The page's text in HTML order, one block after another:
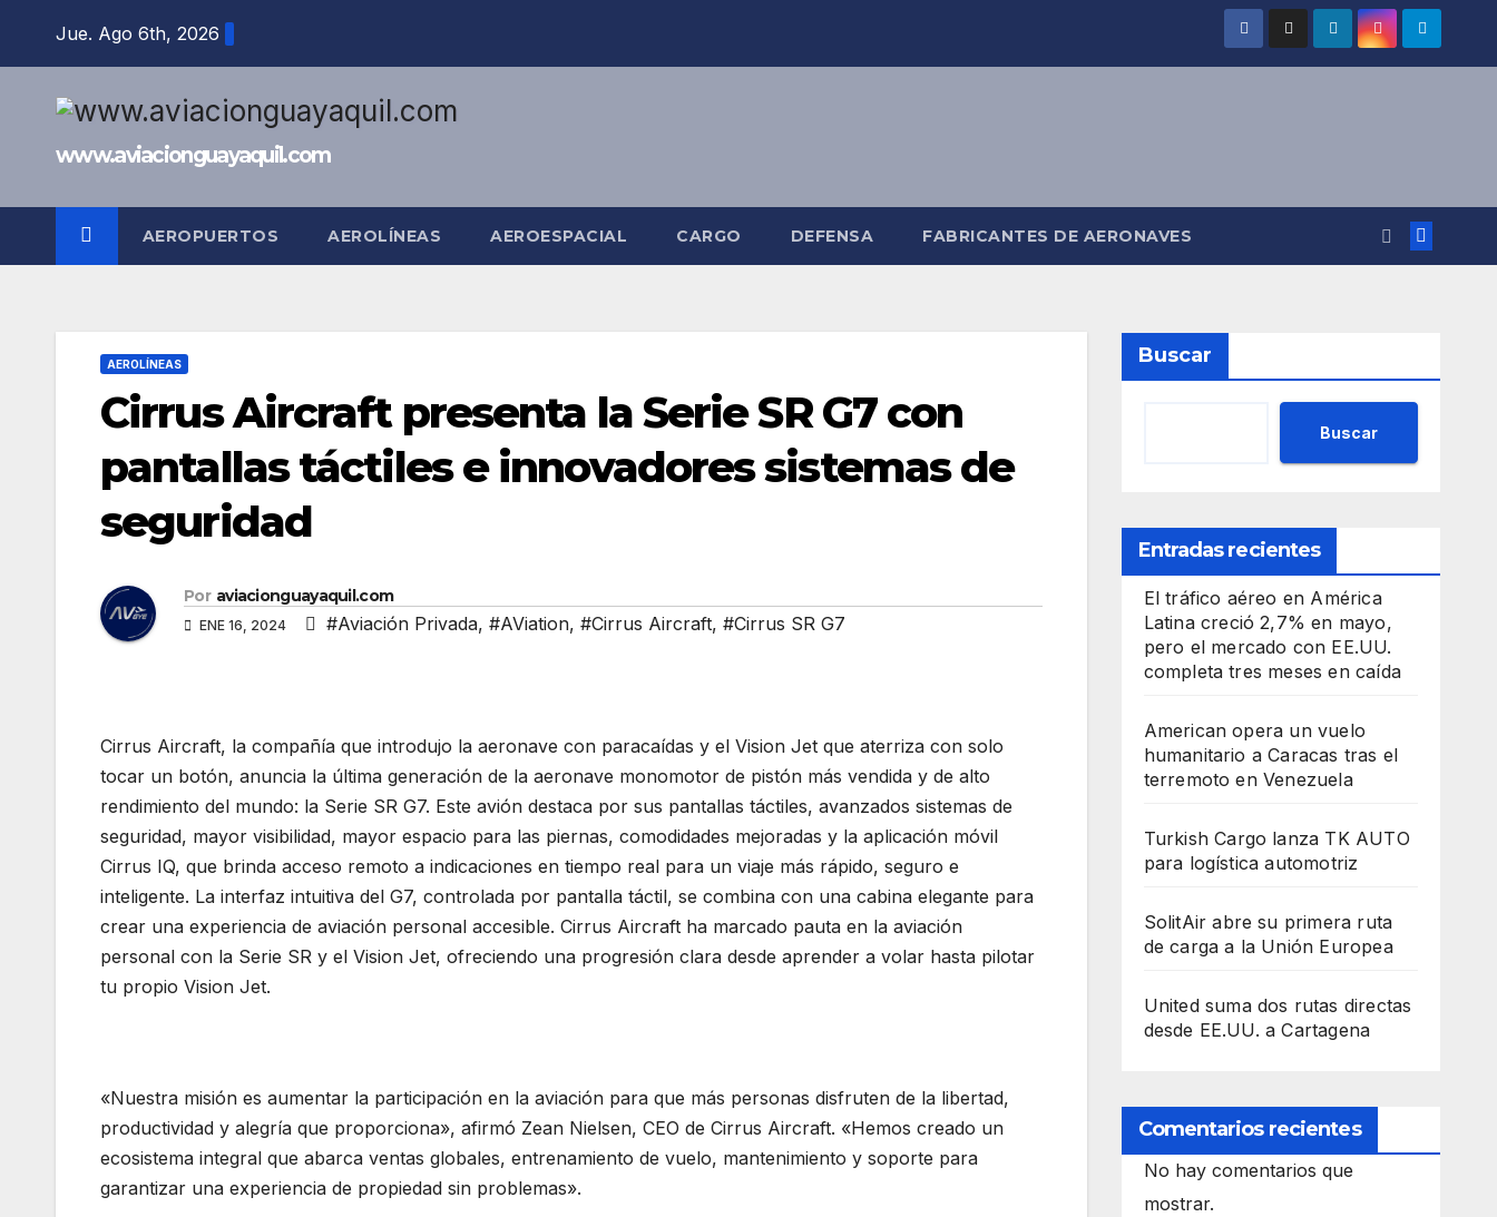
Jue. Ago 6th, 2026
www.aviacionguayaquil.com
AEROPUERTOS AEROLÍNEAS AEROESPACIAL CARGO DEFENSA FABRICANTES DE AERONAVES
AEROLÍNEAS
Cirrus Aircraft presenta la Serie SR G7 con
pantallas táctiles e innovadores sistemas de
seguridad
Por aviacionguayaquil.com
ENE 16, 2024 #Aviación Privada, #AViation, #Cirrus Aircraft, #Cirrus SR G7
Cirrus Aircraft, la compañía que introdujo la aeronave con paracaídas y el Vision Jet que aterriza con solo
tocar un botón, anuncia la última generación de la aeronave monomotor de pistón más vendida y de alto
rendimiento del mundo: la Serie SR G7. Este avión destaca por sus pantallas táctiles, avanzados sistemas de
seguridad, mayor visibilidad, mayor espacio para las piernas, comodidades mejoradas y la aplicación móvil
Cirrus IQ, que brinda acceso remoto a indicaciones en tiempo real para un viaje más rápido, seguro e
inteligente. La interfaz intuitiva del G7, controlada por pantalla táctil, se combina con una cabina elegante para
crear una experiencia de aviación personal accesible. Cirrus Aircraft ha marcado pauta en la aviación
personal con la Serie SR y el Vision Jet, ofreciendo una progresión clara desde aprender a volar hasta pilotar
tu propio Vision Jet.
«Nuestra misión es aumentar la participación en la aviación para que más personas disfruten de la libertad,
productividad y alegría que proporciona», afirmó Zean Nielsen, CEO de Cirrus Aircraft. «Hemos creado un
ecosistema integral que abarca ventas globales, entrenamiento de vuelo, mantenimiento y soporte para
garantizar una experiencia de propiedad sin problemas».
Buscar
Buscar
Entradas recientes
El tráfico aéreo en América
Latina creció 2,7% en mayo,
pero el mercado con EE.UU.
completa tres meses en caída
American opera un vuelo
humanitario a Caracas tras el
terremoto en Venezuela
Turkish Cargo lanza TK AUTO
para logística automotriz
SolitAir abre su primera ruta
de carga a la Unión Europea
United suma dos rutas directas
desde EE.UU. a Cartagena
Comentarios recientes
No hay comentarios que
mostrar.